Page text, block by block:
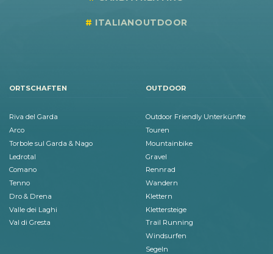
ITALIANOUTDOOR
ORTSCHAFTEN
Riva del Garda
Arco
Torbole sul Garda & Nago
Ledrotal
Comano
Tenno
Dro & Drena
Valle dei Laghi
Val di Gresta
OUTDOOR
Outdoor Friendly Unterkünfte
Touren
Mountainbike
Gravel
Rennrad
Wandern
Klettern
Klettersteige
Trail Running
Windsurfen
Segeln